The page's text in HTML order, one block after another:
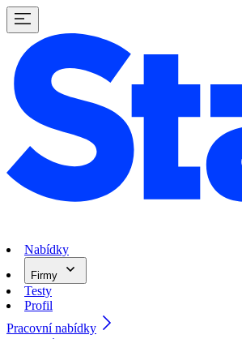
Nabídky
Firmy
Testy
Profil
Pracovní nabídky